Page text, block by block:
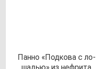
Пан­но «Под­ко­ва с ло­